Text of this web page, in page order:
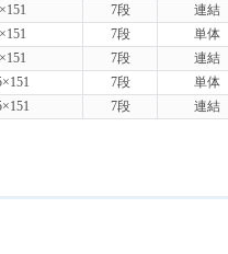
7段 連結
7段 単体
7段 連結
7段 単体
7段 連結